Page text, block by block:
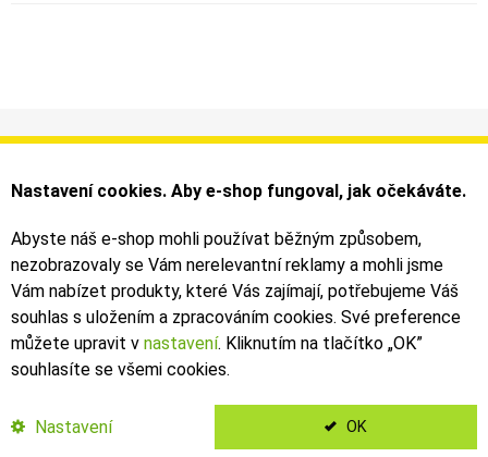
Informace
Obchodní podmínky
Můj účet
Faktury
Bezpečné on-line platby dodává ComGate
Nastavení cookies. Aby e-shop fungoval, jak očekáváte.
Abyste náš e-shop mohli používat běžným způsobem,
nezobrazovaly se Vám nerelevantní reklamy a mohli jsme
Vám nabízet produkty, které Vás zajímají, potřebujeme Váš
souhlas s uložením a zpracováním cookies. Své preference
můžete upravit v nastavení. Kliknutím na tlačítko „OK”
souhlasíte se všemi cookies.
Nastavení OK